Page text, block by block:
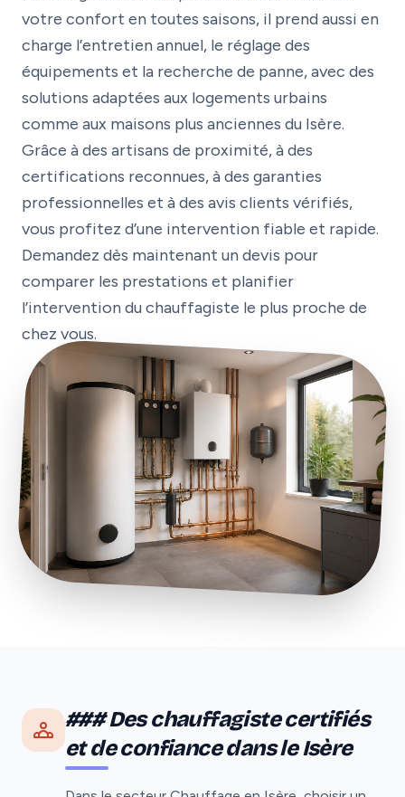
votre confort en toutes saisons, il prend aussi en
charge l’entretien annuel, le réglage des
équipements et la recherche de panne, avec des
solutions adaptées aux logements urbains
comme aux maisons plus anciennes du Isère.
Grâce à des artisans de proximité, à des
certifications reconnues, à des garanties
professionnelles et à des avis clients vérifiés,
vous profitez d’une intervention fiable et rapide.
Demandez dès maintenant un devis pour
comparer les prestations et planifier
l’intervention du chauffagiste le plus proche de
chez vous.
### Des chauffagiste certifiés
et de confiance dans le Isère